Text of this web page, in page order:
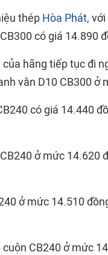
thép Hòa Phát, với
có giá 14.890
hãng tiếp tục đi
vằn D10 CB300 ở
có giá 14.440
ở mức 14.620
ở mức 14.510
CB240 ở mức